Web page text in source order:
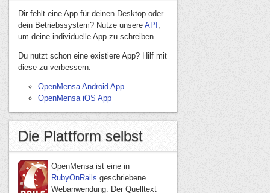
Dir fehlt eine App für deinen Desktop oder
dein Betriebssystem? Nutze unsere API ,
um deine individuelle App zu schreiben.
Du nutzt schon eine existiere App? Hilf mit
diese zu verbessern:
OpenMensa Android App
OpenMensa iOS App
Die Plattform selbst
OpenMensa ist eine in
RubyOnRails geschriebene
Webanwendung. Der Quelltext